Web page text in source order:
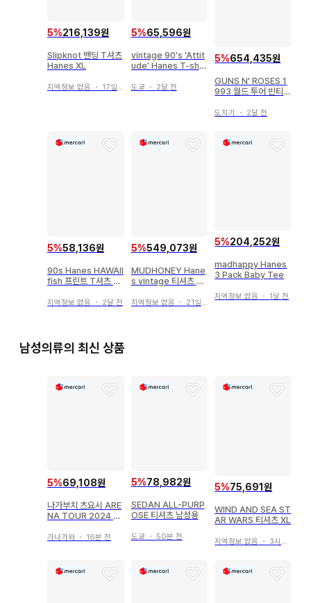
5%216,139원
Slipknot 밴딩 T셔츠
Hanes XL
지역정보 없음 ・ 17일 전
5%65,596원
vintage 90's 'Attit
ude' Hanes T-shir
도쿄 ・ 2달 전
5%654,435원
GUNS N' ROSES 1
993 월드 투어 빈티지
도치기 ・ 2달 전
5%58,136원
90s Hanes HAWAII
fish 프린트 T셔츠 ar
지역정보 없음 ・ 2달 전
5%549,073원
MUDHONEY Hane
s vintage 티셔츠 XL
지역정보 없음 ・ 21일 전
5%204,252원
madhappy Hanes
3 Pack Baby Tee
지역정보 없음 ・ 1달 전
남성의류의 최신 상품
5%69,108원
나가부치 츠요시 ARE
NA TOUR 2024 BL
가나가와 ・ 16분 전
5%78,982원
SEDAN ALL-PURP
OSE 티셔츠 남성용
도쿄 ・ 50분 전
5%75,691원
WIND AND SEA ST
AR WARS 티셔츠 XL
지역정보 없음 ・ 3시간 전